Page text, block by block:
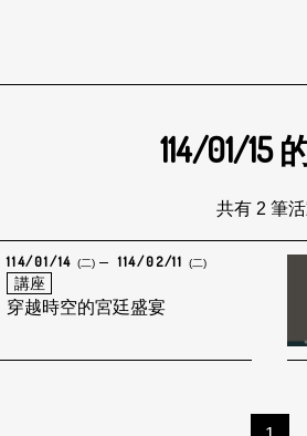
114/01/15
共有 2 筆
114/01/14 (二) 114/02/11 (二)
講座
穿越時空的宮廷盛宴